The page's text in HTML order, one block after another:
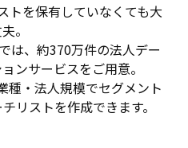
トを保有していなくても大
。
は、約370万件の法人デー
ンサービスをご用意。
種・法人規模でセグメント
リストを作成できます。